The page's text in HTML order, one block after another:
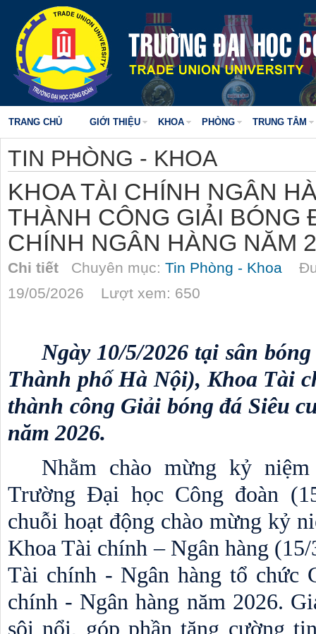
TRANG CHỦ GIỚI THIỆU KHOA PHÒNG TRUNG TÂM
TIN PHÒNG - KHOA
KHOA TÀI CHÍNH NGÂN
THÀNH CÔNG GIẢI BÓNG
CHÍNH NGÂN HÀNG NĂM
Chi tiết Chuyên mục: Tin Phòng - Khoa
19/05/2026 Lượt xem: 650
Ngày 10/5/2026 tại sân
Thành phố Hà Nội), Khoa Tài
thành công Giải bóng đá Siêu
năm 2026.
Nhằm chào mừng kỷ
Trường Đại học Công đoàn
chuỗi hoạt động chào mừng kỷ
Khoa Tài chính – Ngân hàng
Tài chính - Ngân hàng tổ chức
chính - Ngân hàng năm 2026.
sôi nổi, góp phần tăng cường